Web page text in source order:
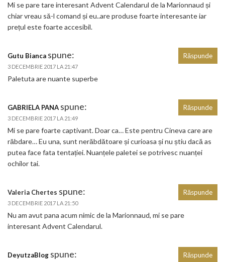
Mi se pare tare interesant Advent Calendarul de la Marionnaud și
chiar vreau să-l comand și eu..are produse foarte interesante iar
prețul este foarte accesibil.
Gutu Bianca spune:
3 DECEMBRIE 2017 LA 21:47
Paletuta are nuante superbe
Răspunde
GABRIELA PANA spune:
3 DECEMBRIE 2017 LA 21:49
Mi se pare foarte captivant. Doar ca… Este pentru Cineva care are
răbdare… Eu una, sunt nerăbdătoare și curioasa și nu știu dacă as
putea face fata tentației. Nuanțele paletei se potrivesc nuanței
ochilor tai.
Răspunde
Valeria Chertes spune:
3 DECEMBRIE 2017 LA 21:50
Nu am avut pana acum nimic de la Marionnaud, mi se pare
interesant Advent Calendarul.
Răspunde
DeyutzaBlog spune: Răspunde